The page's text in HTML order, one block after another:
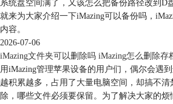
系统盘空间满了，又该怎么把备份路径改到D
就来为大家介绍一下iMazing可以备份吗，
内容。
2026-07-06
iMazing文件夹可以删除吗 iMazing怎么删除存
用iMazing管理苹果设备的用户们，偶尔会遇
越积累越多，占用了大量电脑空间，却搞不清
除，哪些文件必须要保留。为了解决大家的